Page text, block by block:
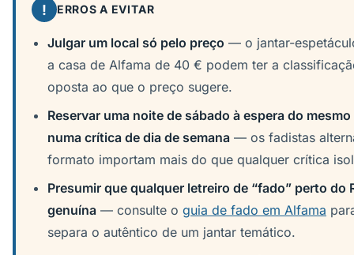
! ERROS A EVITAR
Julgar um local só pelo preço — o jantar-
a casa de Alfama de 40 € podem ter a
oposta ao que o preço sugere.
Reservar uma noite de sábado à espera do
numa crítica de dia de semana — os fadistas
formato importam mais do que qualquer crítica
Presumir que qualquer letreiro de “fado” perto do
genuína — consulte o guia de fado em Alfama
separa o autêntico de um jantar temático.